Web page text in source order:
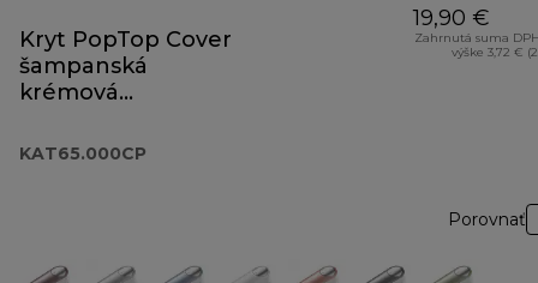
Kryt PopTop Cover
šampanská
krémová
KAT65.000CP
19,90 €
Zahrnutá suma
výške 3,72 €
Porovnať